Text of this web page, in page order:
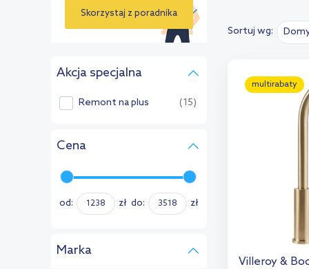
Skorzystaj z poradnika
Akcja specjalna
Remont na plus (15)
Cena
od: zł do: zł
Marka
Sortuj wg:
multirabaty
Villeroy &